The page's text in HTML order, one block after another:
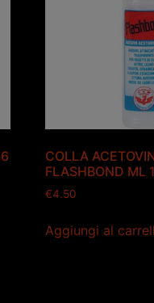
COLLA
FLASHBOND ML
€4.50
Aggiungi al